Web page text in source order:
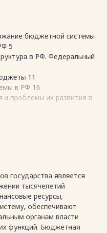
бюджетной системы
5
в РФ. Федеральный
11
в РФ 16
проблемы их развития в
на 2021 год и на
35
покупки
государства является
тысячелетий
ресурсы,
обеспечивают
органам власти
функций. Бюджетная